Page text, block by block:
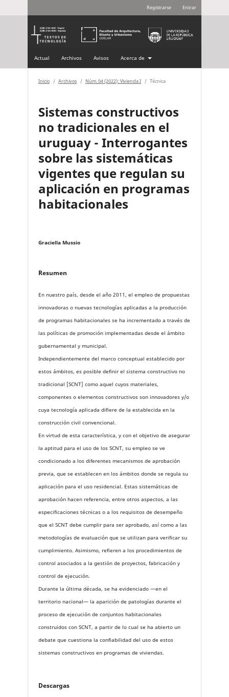
Actual Archivos Avisos Acerca de
Registrarse Entrar
Inicio / Archivos / Núm. 04 (2022): Vivienda I / Técnica
Sistemas constructivos
no tradicionales en el
uruguay - Interrogantes
sobre las sistemáticas
vigentes que regulan su
aplicación en programas
habitacionales
Graciella Mussio
Resumen
En nuestro país, desde el año 2011, el empleo de propuestas
innovadoras o nuevas tecnologías aplicadas a la producción
de programas habitacionales se ha incrementado a través de
las políticas de promoción implementadas desde el ámbito
gubernamental y municipal.
Independientemente del marco conceptual establecido por
estos ámbitos, es posible definir el sistema constructivo no
tradicional [SCNT] como aquel cuyos materiales,
componentes o elementos constructivos son innovadores y/o
cuya tecnología aplicada difiere de la establecida en la
construcción civil convencional.
En virtud de esta característica, y con el objetivo de asegurar
la aptitud para el uso de los SCNT, su empleo se ve
condicionado a los diferentes mecanismos de aprobación
previa, que se establecen en los ámbitos donde se regula su
aplicación para el uso residencial. Estas sistemáticas de
aprobación hacen referencia, entre otros aspectos, a las
especificaciones técnicas o a los requisitos de desempeño
que el SCNT debe cumplir para ser aprobado, así como a las
metodologías de evaluación que se utilizan para verificar su
cumplimiento. Asimismo, refieren a los procedimientos de
control asociados a la gestión de proyectos, fabricación y
control de ejecución.
Durante la última década, se ha evidenciado —en el
territorio nacional— la aparición de patologías durante el
proceso de ejecución de conjuntos habitacionales
construidos con SCNT, a partir de lo cual se ha abierto un
debate que cuestiona la confiabilidad del uso de estos
sistemas constructivos en programas de viviendas.
Descargas